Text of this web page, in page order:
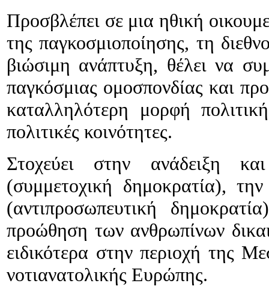
Προσβλέπει σε μια ηθική
της παγκοσμιοποίησης, τη
βιώσιμη ανάπτυξη, θέλει να
παγκόσμιας ομοσπονδίας και
καταλληλότερη μορφή
πολιτικές κοινότητες.
Στοχεύει στην ανάδειξη
(συμμετοχική δημοκρατία),
(αντιπροσωπευτική
προώθηση των ανθρωπίνων
ειδικότερα στην περιοχή της
νοτιανατολικής Ευρώπης.